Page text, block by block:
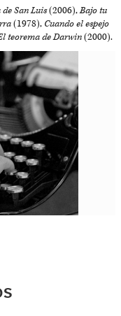
San Luis(2006),Bajo tu
(1978), Cuando el espejo
teorema de Darwin(2000).